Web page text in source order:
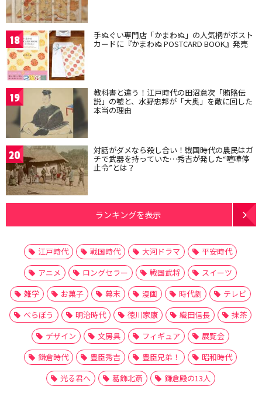
18 手ぬぐい専門店「かまわぬ」の人気柄がポスト
カードに『かまわぬ POSTCARD BOOK』発売
19 教科書と違う！江戸時代の田沼意次「賄賂伝
説」の嘘と、水野忠邦が「大奥」を敵に回した
本当の理由
20 対話がダメなら殺し合い！戦国時代の農民はガ
チで武器を持っていた…秀吉が発した“喧嘩停
止令”とは？
ランキングを表示
江戸時代 戦国時代 大河ドラマ
平安時代
アニメ
ロングセラー 戦国武将
スイーツ
雑学
お菓子 幕末 漫画 時代劇
テレビ
べらぼう
明治時代 徳川家康 織田信長
抹茶
デザイン
文房具 フィギュア
展覧会
鎌倉時代
豊臣秀吉 豊臣兄弟！
昭和時代
光る君へ
葛飾北斎 鎌倉殿の13人